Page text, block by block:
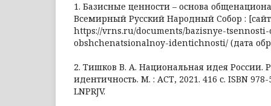
1. Базисные ценности – основа
Всемирный Русский Народный Собор :
https://vrns.ru/documents/bazisnye-tsennosti-
obshchenatsionalnoy-identichnosti/ (дата
2. Тишков В. А. Национальная идея России.
идентичность. М. : АСТ, 2021. 416 с. ISBN 978-
LNPRJV.